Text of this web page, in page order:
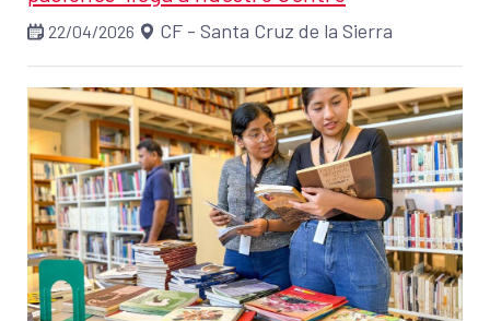
22/04/2026 CF - Santa Cruz de la Sierra